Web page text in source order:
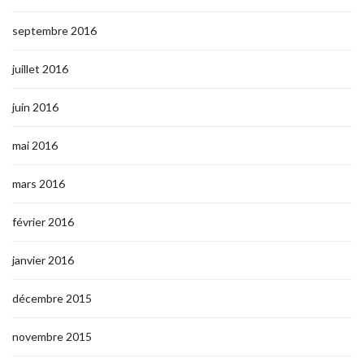
septembre 2016
juillet 2016
juin 2016
mai 2016
mars 2016
février 2016
janvier 2016
décembre 2015
novembre 2015